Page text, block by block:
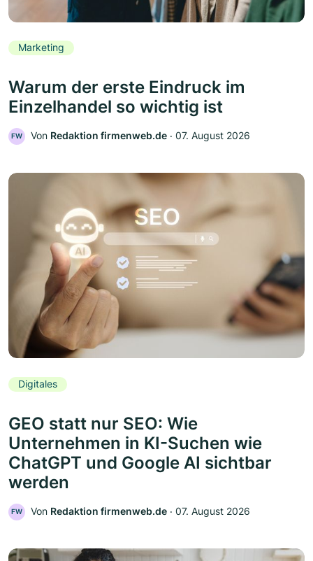
Marketing
Warum der erste Eindruck im
Einzelhandel so wichtig ist
FW Von Redaktion firmenweb.de ‧ 07. August 2026
Digitales
GEO statt nur SEO: Wie
Unternehmen in KI-Suchen wie
ChatGPT und Google AI sichtbar
werden
FW Von Redaktion firmenweb.de ‧ 07. August 2026